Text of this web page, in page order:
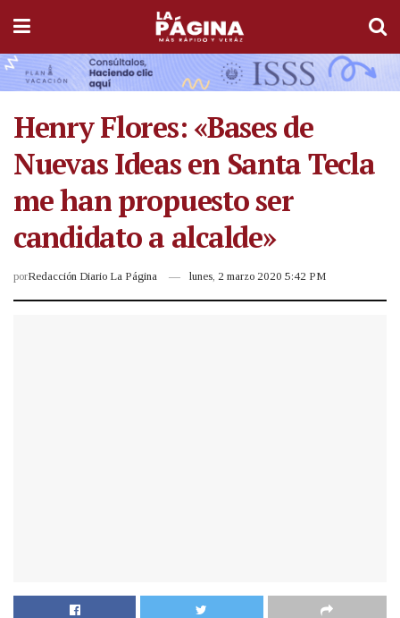
Henry Flores: «Bases de
Nuevas Ideas en Santa Tecla
me han propuesto ser
candidato a alcalde»
porRedacción Diario La Página lunes, 2 marzo 2020 5:42 PM